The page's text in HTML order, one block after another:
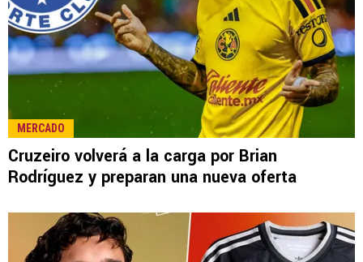
MERCADO
Cruzeiro volverá a la carga por Brian
Rodríguez y preparan una nueva oferta